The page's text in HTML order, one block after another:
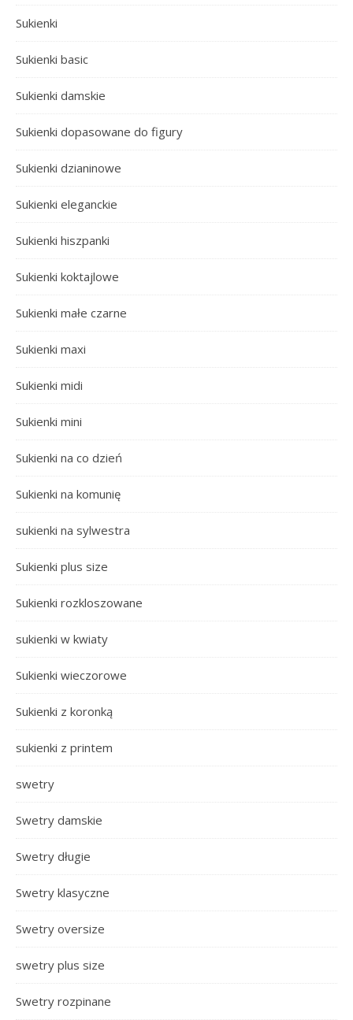
Sukienki
Sukienki basic
Sukienki damskie
Sukienki dopasowane do figury
Sukienki dzianinowe
Sukienki eleganckie
Sukienki hiszpanki
Sukienki koktajlowe
Sukienki małe czarne
Sukienki maxi
Sukienki midi
Sukienki mini
Sukienki na co dzień
Sukienki na komunię
sukienki na sylwestra
Sukienki plus size
Sukienki rozkloszowane
sukienki w kwiaty
Sukienki wieczorowe
Sukienki z koronką
sukienki z printem
swetry
Swetry damskie
Swetry długie
Swetry klasyczne
Swetry oversize
swetry plus size
Swetry rozpinane